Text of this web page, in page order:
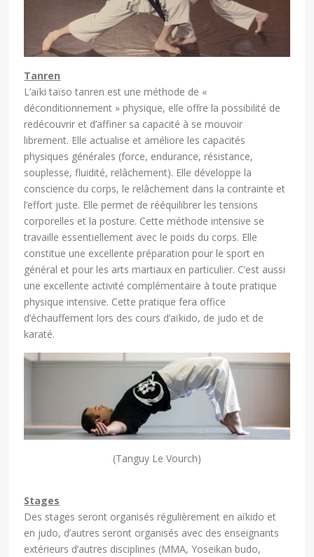
Tanren
L’aïki taïso tanren est une méthode de «
déconditionnement » physique, elle offre la possibilité de
redécouvrir et d’affiner sa capacité à se mouvoir
librement. Elle actualise et améliore les capacités
physiques générales (force, endurance, résistance,
souplesse, fluidité, relâchement). Elle développe la
conscience du corps, le relâchement dans la contrainte et
l’effort juste. Elle permet de rééquilibrer les tensions
corporelles et la posture. Cette méthode intensive se
travaille essentiellement avec le poids du corps. Elle
constitue une excellente préparation pour le sport en
général et pour les arts martiaux en particulier. C’est aussi
une excellente activité complémentaire à toute pratique
physique intensive. Cette pratique fera office
d’échauffement lors des cours d’aïkido, de judo et de
karaté.
(Tanguy Le Vourch)
Stages
Des stages seront organisés régulièrement en aïkido et
en judo, d’autres seront organisés avec des enseignants
extérieurs d’autres disciplines (MMA, Yoseikan budo,